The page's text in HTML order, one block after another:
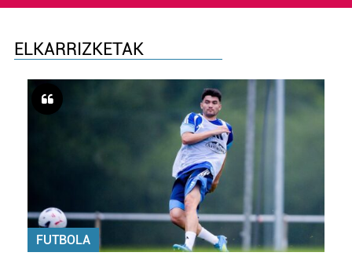
ELKARRIZKETAK
FUTBOLA